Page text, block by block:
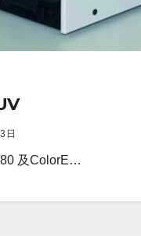
日
及ColorE…